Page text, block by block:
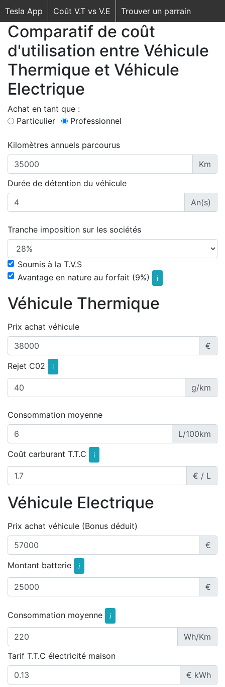
Tesla App Coût V.T vs V.E Trouver un parrain
Comparatif de coût
d'utilisation entre Véhicule
Thermique et Véhicule
Electrique
Achat en tant que :
Particulier
Professionnel
Kilomètres annuels parcourus
Km
Durée de détention du véhicule
An(s)
Tranche imposition sur les sociétés
Soumis à la T.V.S
Avantage en nature au forfait (9%)
i
Véhicule Thermique
Prix achat véhicule
€
Rejet C02
i
g/km
Consommation moyenne
L/100km
Coût carburant T.T.C
i
€ / L
Véhicule Electrique
Prix achat véhicule (Bonus déduit)
€
Montant batterie
i
€
Consommation moyenne i
Wh/Km
Tarif T.T.C électricité maison
€ kWh